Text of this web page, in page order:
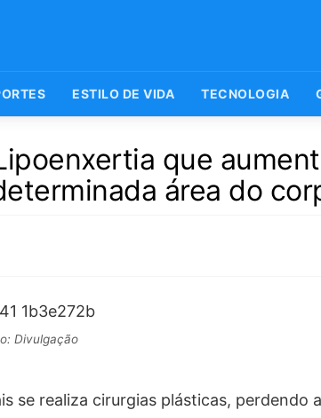
ESTILO DE VIDA TECNOLOGIA
que
área do
Divulgação
se realiza cirurgias plásticas, perdendo